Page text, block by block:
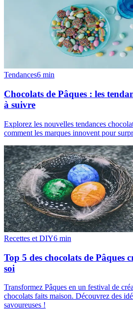
Tendances6 min
Chocolats de Pâques : les
à suivre
Explorez les nouvelles tendances
comment les marques innovent pour
Recettes et DIY6 min
Top 5 des chocolats de Pâques
soi
Transformez Pâques en un festival de
chocolats faits maison. Découvrez des
savoureuses !